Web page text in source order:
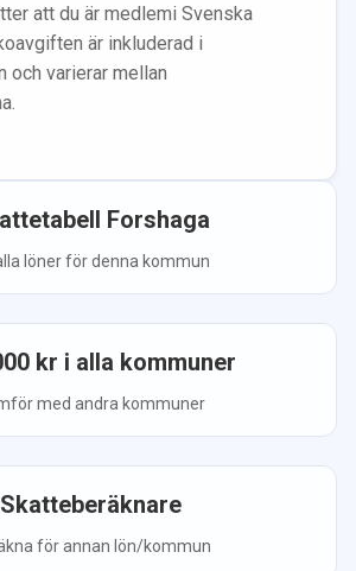
att du är medlemi Svenska
är inkluderad i
och varierar mellan
Forshaga
löner för denna kommun
kr i alla kommuner
med andra kommuner
Skatteberäknare
för annan lön/kommun